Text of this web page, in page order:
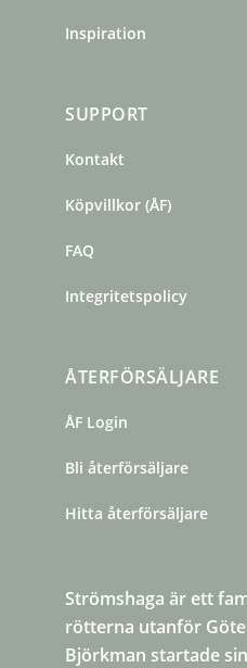
Strömshaga är ett
rötterna utanför
Björkman startade
Inspiration
SUPPORT
Kontakt
Köpvillkor (ÅF)
FAQ
Integritetspolicy
ÅTERFÖRSÄLJARE
ÅF Login
Bli återförsäljare
Hitta återförsäljare